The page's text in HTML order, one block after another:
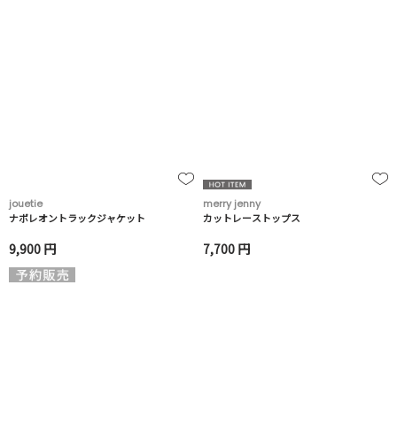
jouetie
ナポレオントラックジャケット
9,900 円
merry jenny
カットレーストップス
7,700 円